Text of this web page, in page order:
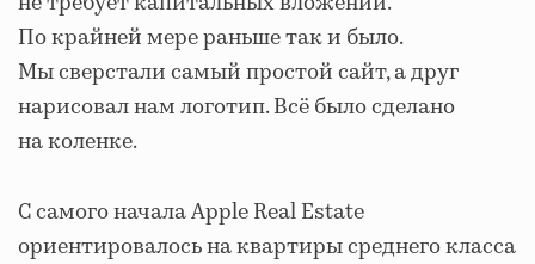
По крайней мере раньше так и было.
Мы сверстали самый простой сайт, а друг
нарисовал нам логотип. Всё было сделано
на коленке.
С самого начала Apple Real Estate
ориентировалось на квартиры среднего класса